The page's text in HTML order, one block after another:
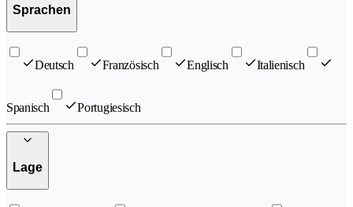
Sprachen
Deutsch Französisch Englisch Italienisch
Spanisch Portugiesisch
Lage